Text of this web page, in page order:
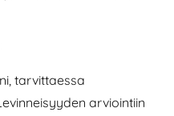
tarvittaessa
arviointiin